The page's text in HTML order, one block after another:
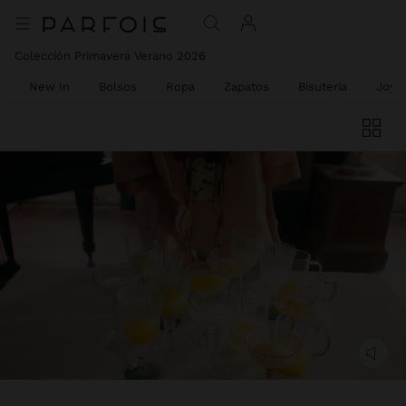
Colección Primavera Verano 2026
New In Bolsos Ropa Zapatos Bisutería